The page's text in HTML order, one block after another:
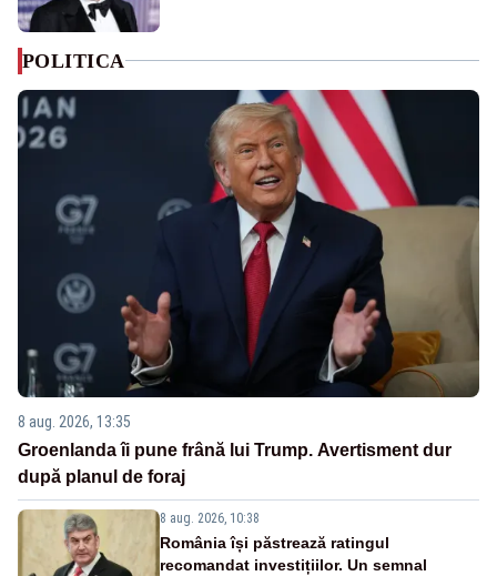
POLITICA
8 aug. 2026, 13:35
Groenlanda îi pune frână lui Trump. Avertisment dur
după planul de foraj
8 aug. 2026, 10:38
România își păstrează ratingul
recomandat investițiilor. Un semnal